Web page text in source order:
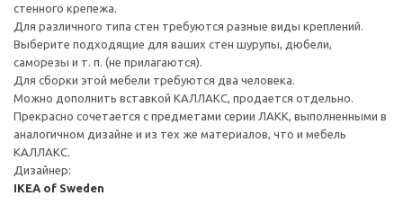
стенного крепежа.
Для различного типа стен требуются разные виды креплений.
Выберите подходящие для ваших стен шурупы, дюбели,
саморезы и т. п. (не прилагаются).
Для сборки этой мебели требуются два человека.
Можно дополнить вставкой КАЛЛАКС, продается отдельно.
Прекрасно сочетается с предметами серии ЛАКК, выполненными в
аналогичном дизайне и из тех же материалов, что и мебель
КАЛЛАКС.
Дизайнер:
IKEA of Sweden